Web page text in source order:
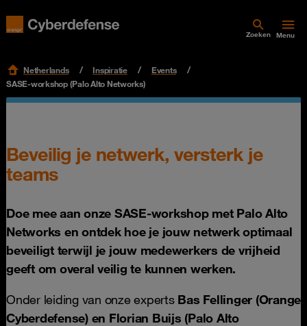
Zoeken Menu
Netherlands Inspiratie
Events
SASE-workshop (Palo Alto Networks)
Beveilig je netwerk, versterk je
teams
Doe mee aan onze SASE-workshop met Palo Alto
Networks en ontdek hoe je jouw netwerk optimaal
beveiligt terwijl je jouw medewerkers de vrijheid
geeft om overal veilig te kunnen werken.
Onder leiding van onze experts Bas Fellinger (Orange
Cyberdefense) en Florian Buijs (Palo Alto